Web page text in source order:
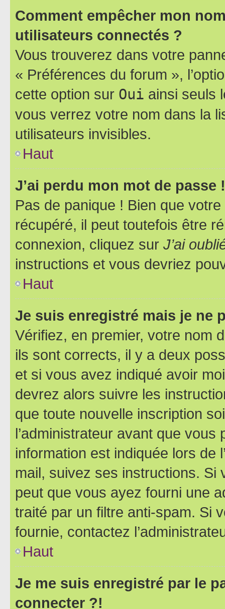
Comment empêcher mon
utilisateurs connectés ?
Vous trouverez dans votre
« Préférences du forum »,
cette option sur Oui ainsi seuls
vous verrez votre nom dans la
utilisateurs invisibles.
Haut
J’ai perdu mon mot de passe !
Pas de panique ! Bien que
récupéré, il peut toutefois être
connexion, cliquez sur J’ai
instructions et vous devriez
Haut
Je suis enregistré mais je ne
Vérifiez, en premier, votre nom
ils sont corrects, il y a deux
et si vous avez indiqué avoir
devrez alors suivre les
que toute nouvelle inscription
l’administrateur avant que
information est indiquée lors de
mail, suivez ses instructions. Si
peut que vous ayez fourni une
traité par un filtre anti-spam. Si
fournie, contactez
Haut
Je me suis enregistré par le
connecter ?!